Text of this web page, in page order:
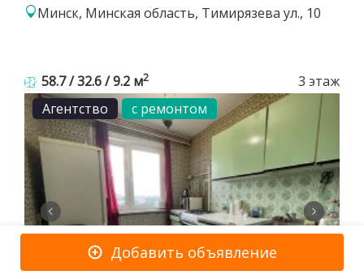
Минск, Минская область, Тимирязева ул., 10
58.7 / 32.6 / 9.2 м2
3 этаж
Агентство
с ремонтом
Добавить объявление